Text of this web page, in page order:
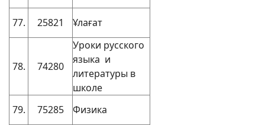
77. 25821 Ұлағат
78. 74280
Уроки русского
языка и
литературы в
школе
79.
75285 Физика